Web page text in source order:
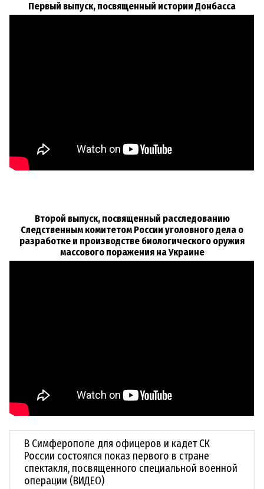
Первый выпуск, посвященный истории Донбасса
Второй выпуск, посвященный расследованию
Следственным комитетом России уголовного дела о
разработке и производстве биологического оружия
массового поражения на Украине
В Симферополе для офицеров и кадет СК
России состоялся показ первого в стране
спектакля, посвященного специальной военной
операции (ВИДЕО)